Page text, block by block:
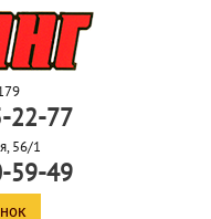
22-77
56/1
59-49